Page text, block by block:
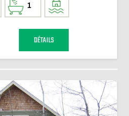
1
DÉTAILS